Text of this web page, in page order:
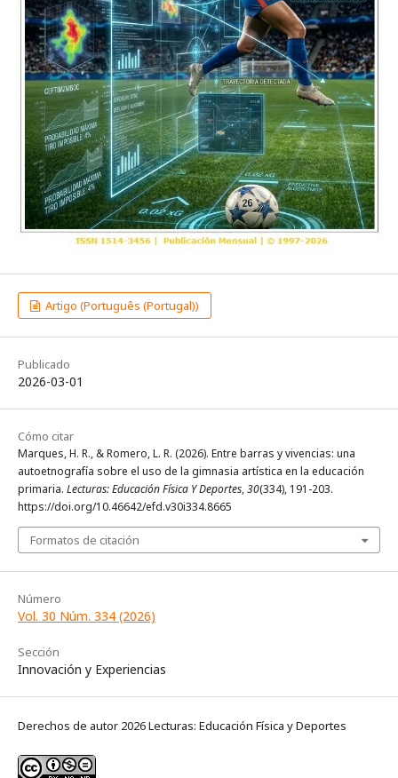
Artigo (Português (Portugal))
Publicado
2026-03-01
Cómo citar
Marques, H. R., & Romero, L. R. (2026). Entre barras y vivencias: una
autoetnografía sobre el uso de la gimnasia artística en la educación
primaria. Lecturas: Educación Física Y Deportes,30(334), 191-203.
https://doi.org/10.46642/efd.v30i334.8665
Formatos de citación
Número
Vol. 30 Núm. 334 (2026)
Sección
Innovación y Experiencias
Derechos de autor 2026 Lecturas: Educación Física y Deportes